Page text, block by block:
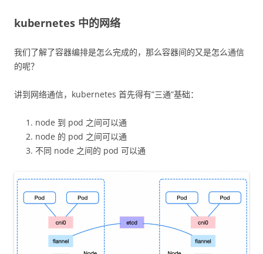
kubernetes 中的网络
我们了解了容器编排是怎么完成的，那么容器间的又是怎么通信
的呢？
讲到网络通信，kubernetes 首先得有”三通”基础：
node 到 pod 之间可以通
node 的 pod 之间可以通
不同 node 之间的 pod 可以通